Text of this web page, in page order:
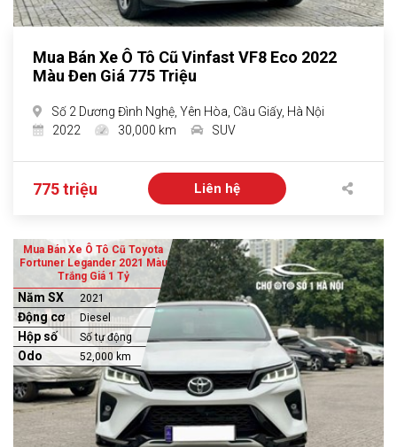
Mua Bán Xe Ô Tô Cũ Vinfast VF8 Eco 2022
Màu Đen Giá 775 Triệu
Số 2 Dương Đình Nghệ, Yên Hòa, Cầu Giấy, Hà Nội
2022
30,000 km SUV
775 triệu Liên hệ
Mua Bán Xe Ô Tô Cũ Toyota
Fortuner Legander 2021 Màu
Trắng Giá 1 Tỷ
Năm SX 2021
Động cơ Diesel
Hộp số Số tự động
Odo 52,000 km